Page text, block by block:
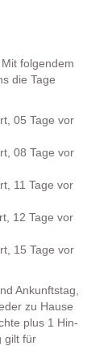
folgendem
die Tage
05 Tage vor
08 Tage vor
11 Tage vor
12 Tage vor
15 Tage vor
Ankunftstag,
zu Hause
plus 1 Hin-
gilt für